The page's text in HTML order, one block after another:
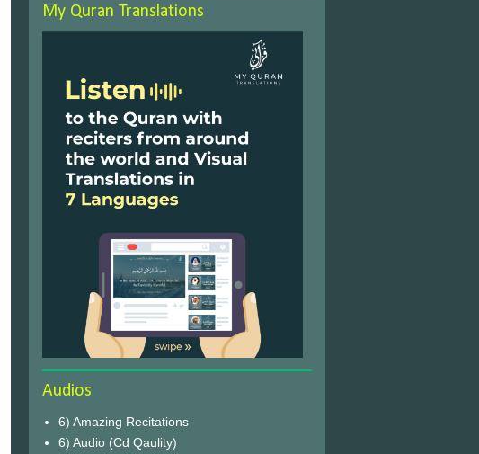
My Quran Translations
Audios
6) Amazing Recitations
6) Audio (Cd Qaulity)